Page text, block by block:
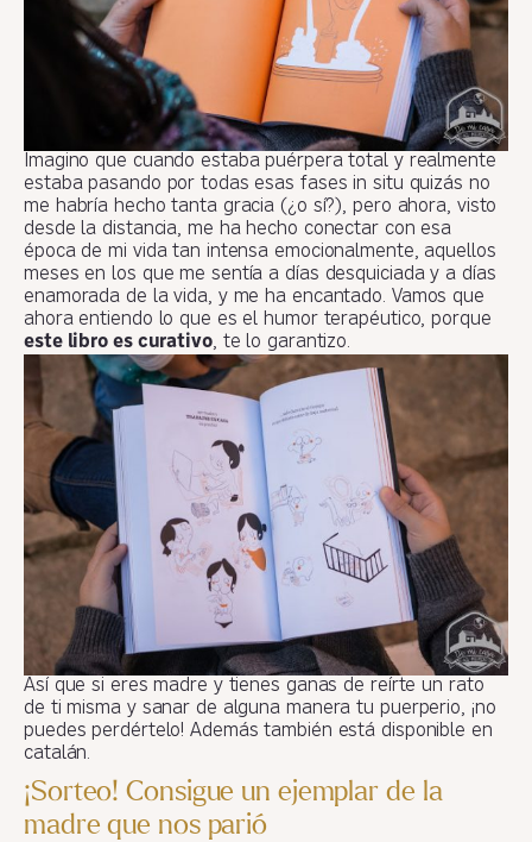
Imagino que cuando estaba puérpera total y realmente
estaba pasando por todas esas fases in situ quizás no
me habría hecho tanta gracia (¿o sí?), pero ahora, visto
desde la distancia, me ha hecho conectar con esa
época de mi vida tan intensa emocionalmente, aquellos
meses en los que me sentía a días desquiciada y a días
enamorada de la vida, y me ha encantado. Vamos que
ahora entiendo lo que es el humor terapéutico, porque
este libro es curativo, te lo garantizo.
Así que si eres madre y tienes ganas de reírte un rato
de ti misma y sanar de alguna manera tu puerperio, ¡no
puedes perdértelo! Además también está disponible en
catalán.
¡Sorteo! Consigue un ejemplar de la
madre que nos parió